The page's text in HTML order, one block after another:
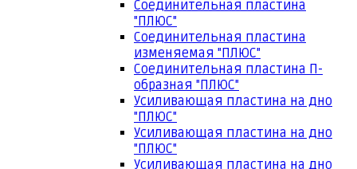
Соединительная пластина
"ПЛЮС"
Соединительная пластина
изменяемая "ПЛЮС"
Соединительная пластина П-
образная "ПЛЮС"
Усиливающая пластина на дно
"ПЛЮС"
Усиливающая пластина на дно
"ПЛЮС"
Усиливающая пластина на дно